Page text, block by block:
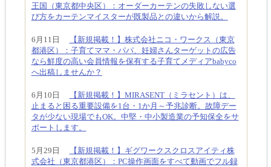
王国（東京都中央区）：オーダーカーテンの失敗しない選
び方をカーテンマイスターが既製品との違いから解説。
6月11日
【新規掲載！】株式会社ニコ・ワークス（東京
都港区）：子育てママ・パパ、妊婦さんターゲットの広告
なら鮮度の高い会員情報を保有する子育てメディアbabyco
へ出稿しませんか？
6月10日
【新規掲載！】MIRASENT（ミラセント）は、
止まると困る重要設備を1台・1か月～予兆診断。故障デー
タが少ない現場でもOK。中堅・中小製造業の予知保全をサ
ポートします。
5月29日
【新規掲載！】ギグワークスクロスアイティ株
式会社（東京都港区）：PC操作画面をすべて動画でフル録